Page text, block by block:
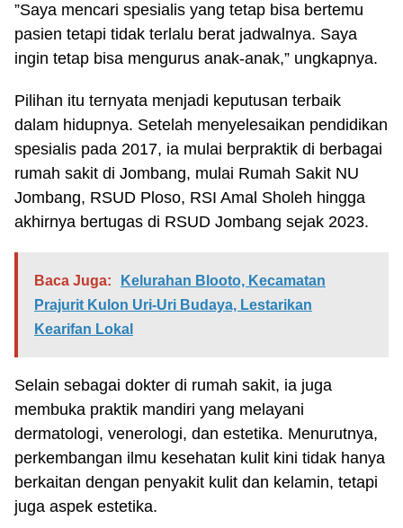
”Saya mencari spesialis yang tetap bisa bertemu
pasien tetapi tidak terlalu berat jadwalnya. Saya
ingin tetap bisa mengurus anak-anak,” ungkapnya.
Pilihan itu ternyata menjadi keputusan terbaik
dalam hidupnya. Setelah menyelesaikan pendidikan
spesialis pada 2017, ia mulai berpraktik di berbagai
rumah sakit di Jombang, mulai Rumah Sakit NU
Jombang, RSUD Ploso, RSI Amal Sholeh hingga
akhirnya bertugas di RSUD Jombang sejak 2023.
Baca Juga:
Kelurahan Blooto, Kecamatan
Prajurit Kulon Uri-Uri Budaya, Lestarikan
Kearifan Lokal
Selain sebagai dokter di rumah sakit, ia juga
membuka praktik mandiri yang melayani
dermatologi, venerologi, dan estetika. Menurutnya,
perkembangan ilmu kesehatan kulit kini tidak hanya
berkaitan dengan penyakit kulit dan kelamin, tetapi
juga aspek estetika.